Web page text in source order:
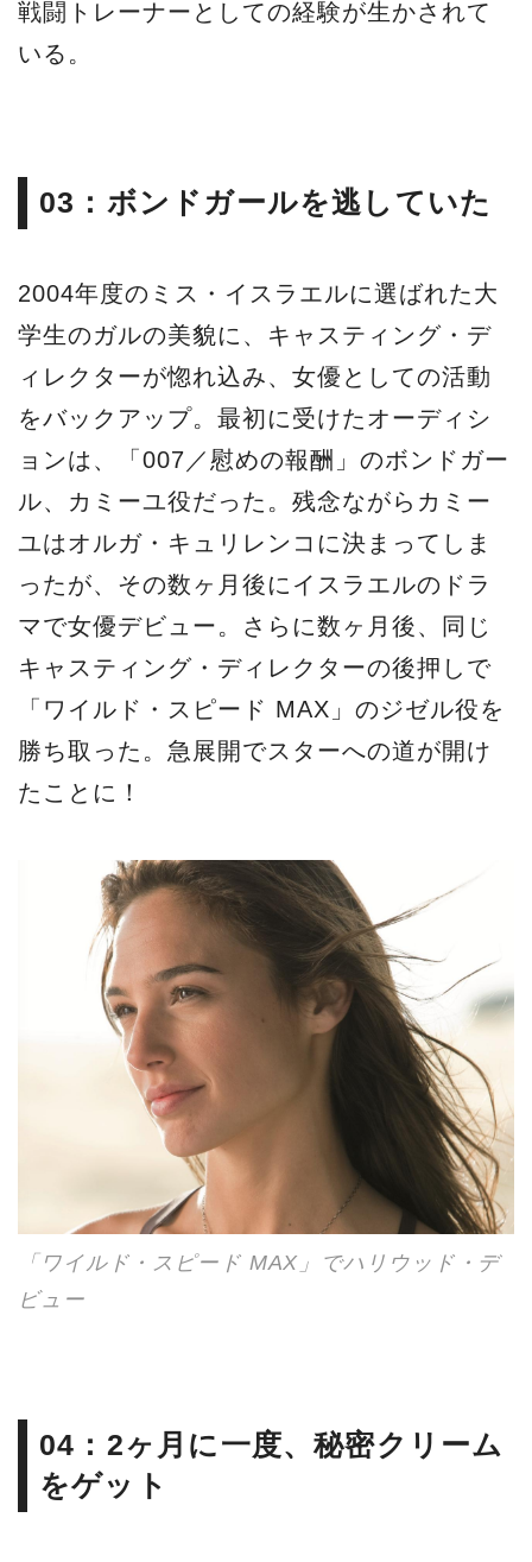
戦闘トレーナーとしての経験が生かされて
いる。
03：ボンドガールを逃していた
2004年度のミス・イスラエルに選ばれた大
学生のガルの美貌に、キャスティング・デ
ィレクターが惚れ込み、女優としての活動
をバックアップ。最初に受けたオーディシ
ョンは、「007／慰めの報酬」のボンドガー
ル、カミーユ役だった。残念ながらカミー
ユはオルガ・キュリレンコに決まってしま
ったが、その数ヶ月後にイスラエルのドラ
マで女優デビュー。さらに数ヶ月後、同じ
キャスティング・ディレクターの後押しで
「ワイルド・スピード MAX」のジゼル役を
勝ち取った。急展開でスターへの道が開け
たことに！
「ワイルド・スピード MAX」でハリウッド・デ
ビュー
04：2ヶ月に一度、秘密クリーム
をゲット